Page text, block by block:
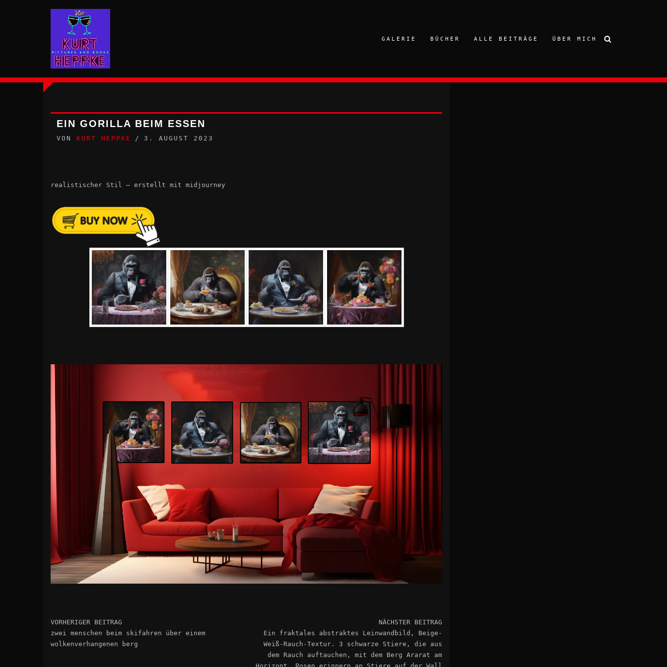
GALERIE BÜCHER ALLE BEITRÄGE ÜBER MICH
EIN GORILLA BEIM ESSEN
VON KURT HEPPKE 3. AUGUST 2023
realistischer Stil – erstellt mit midjourney
VORHERIGER BEITRAG
zwei menschen beim skifahren über einem
wolkenverhangenen berg
NÄCHSTER BEITRAG
Ein fraktales abstraktes Leinwandbild, Beige-
Weiß-Rauch-Textur. 3 schwarze Stiere, die aus
dem Rauch auftauchen, mit dem Berg Ararat am